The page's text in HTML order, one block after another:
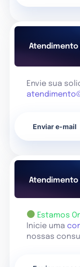
Atendimento
Envie sua
Enviar e-mail
Estamos
Inicie uma
nossas